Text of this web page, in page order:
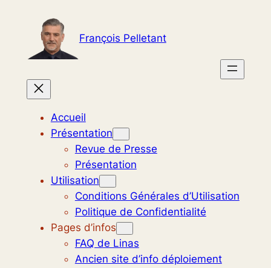
contenu
François Pelletant
Accueil
Présentation
Revue de Presse
Présentation
Utilisation
Conditions Générales d’Utilisation
Politique de Confidentialité
Pages d’infos
FAQ de Linas
Ancien site d’info déploiement